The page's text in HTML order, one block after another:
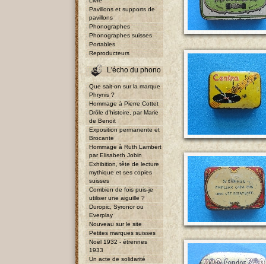
Pavillons et supports de
pavillons
Phonographes
Phonographes suisses
Portables
Reproducteurs
L'écho du phono
Que sait-on sur la marque
Phrynis ?
Hommage à Pierre Cottet
Drôle d'histoire, par Marie
de Benoit
Exposition permanente et
Brocante
Hommage à Ruth Lambert
par Elisabeth Jobin
Exhibition, tête de lecture
mythique et ses copies
suisses
Combien de fois puis-je
utiliser une aiguille ?
Duropic, Syronor ou
Everplay
Nouveau sur le site
Petites marques suisses
Noël 1932 - étrennes
1933
Un acte de solidarité